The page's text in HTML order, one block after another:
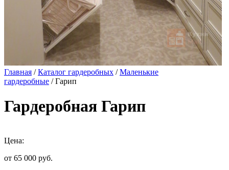
Главная /Каталог гардеробных /Маленькие
гардеробные / Гарип
Гардеробная Гарип
Цена:
от 65 000 руб.